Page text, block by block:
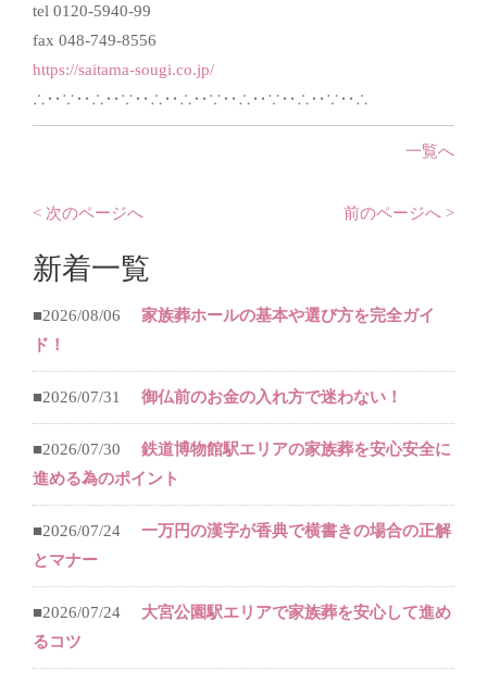
tel 0120-5940-99
fax 048-749-8556
https://saitama-sougi.co.jp/
∴‥∵‥∴‥∵‥∴‥∴‥∵‥∴‥∵‥∴‥∵‥∴
一覧へ
< 次のページへ 前のページへ >
新着一覧
■2026/08/06
家族葬ホールの基本や選び方を完全ガイ
ド！
■2026/07/31 御仏前のお金の入れ方で迷わない！
■2026/07/30
鉄道博物館駅エリアの家族葬を安心安全に
進める為のポイント
■2026/07/24
一万円の漢字が香典で横書きの場合の正解
とマナー
■2026/07/24
大宮公園駅エリアで家族葬を安心して進め
るコツ